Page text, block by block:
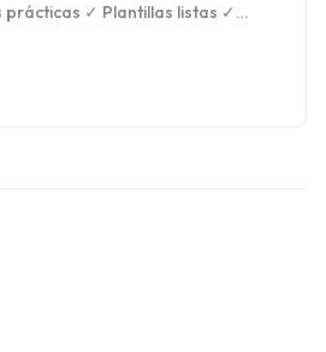
✓ Plantillas listas ✓